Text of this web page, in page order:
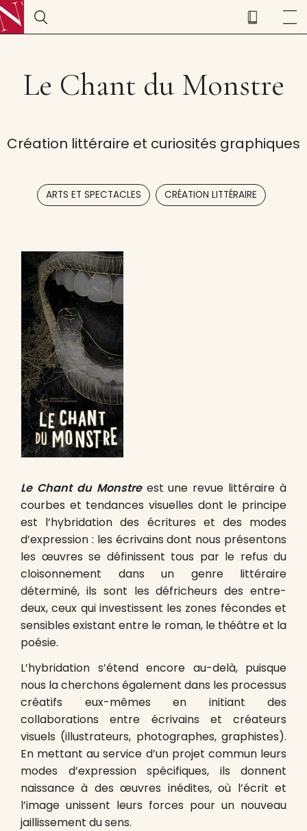
Le Chant du Monstre
Création littéraire et curiosités graphiques
ARTS ET SPECTACLES , CRÉATION LITTÉRAIRE
Le Chant du Monstreest une revue littéraire à
courbes et tendances visuelles dont le principe
est l’hybridation des écritures et des modes
d’expression : les écrivains dont nous présentons
les œuvres se définissent tous par le refus du
cloisonnement dans un genre littéraire
déterminé, ils sont les défricheurs des entre-
deux, ceux qui investissent les zones fécondes et
sensibles existant entre le roman, le théâtre et la
poésie.
L’hybridation s’étend encore au-delà, puisque
nous la cherchons également dans les processus
créatifs eux-mêmes en initiant des
collaborations entre écrivains et créateurs
visuels (illustrateurs, photographes, graphistes).
En mettant au service d’un projet commun leurs
modes d’expression spécifiques, ils donnent
naissance à des œuvres inédites, où l’écrit et
l’image unissent leurs forces pour un nouveau
jaillissement du sens.